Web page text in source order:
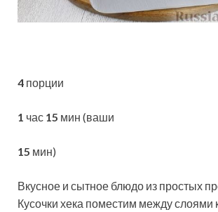
4 порции
1 час 15 мин (ваши
15 мин)
Вкусное и сытное блюдо из простых
Кусочки хека поместим между слоями